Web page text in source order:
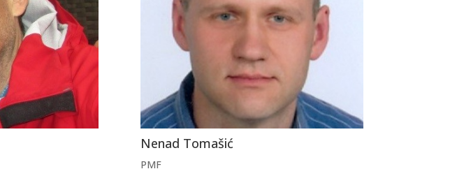
Nenad Tomašić
PMF